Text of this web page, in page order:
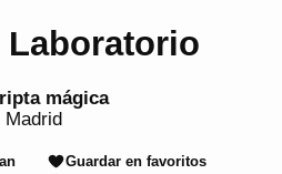
Laboratorio
mágica
Madrid
Guardar en favoritos